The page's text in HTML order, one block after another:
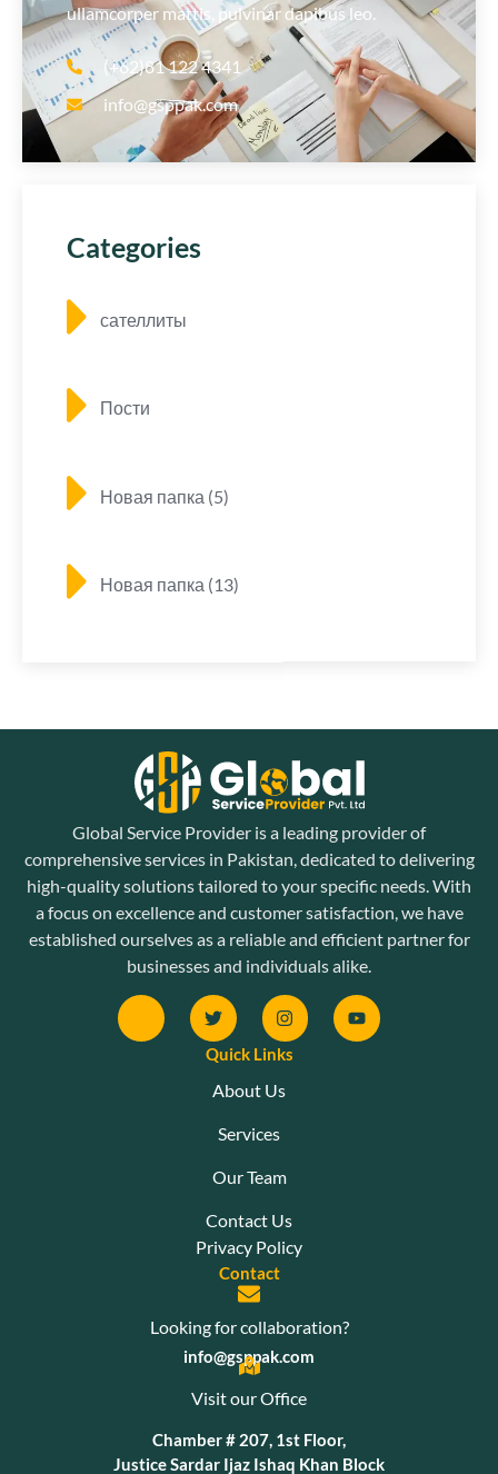
ullamcorper mattis, pulvinar dapibus leo.
(+62)81 122 4341
info@gsppak.com
Categories
сателлиты
Пости
Новая папка (5)
Новая папка (13)
Global Service Provider is a leading provider of
comprehensive services in Pakistan, dedicated to delivering
high-quality solutions tailored to your specific needs. With
a focus on excellence and customer satisfaction, we have
established ourselves as a reliable and efficient partner for
businesses and individuals alike.
Quick Links
About Us
Services
Our Team
Contact Us
Privacy Policy
Contact
Looking for collaboration?
info@gsppak.com
Visit our Office
Chamber # 207, 1st Floor,
Justice Sardar Ijaz Ishaq Khan Block